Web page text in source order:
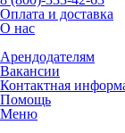
Оплата и доставка
О нас
Арендодателям
Вакансии
Контактная
Помощь
Меню